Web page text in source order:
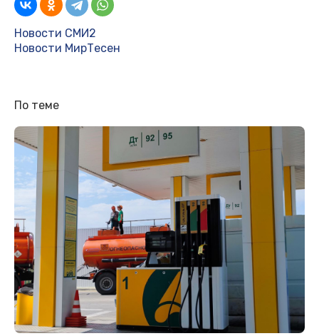
Новости СМИ2
Новости МирТесен
По теме